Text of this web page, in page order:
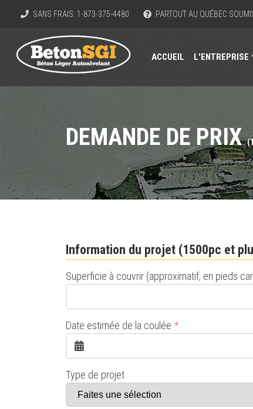
SANS FRAIS: 1-873-375-4480 PARTOUT AU QUÉBEC
ACCUEIL L'ENTREPRISE
DEMANDE DE PRIX
Information du projet (1500pc et
Superficie à couvrir (approximatif, en pieds
Date estimée de la coulée *
Type de projet